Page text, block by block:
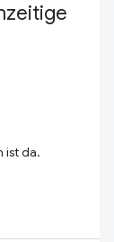
ist da.